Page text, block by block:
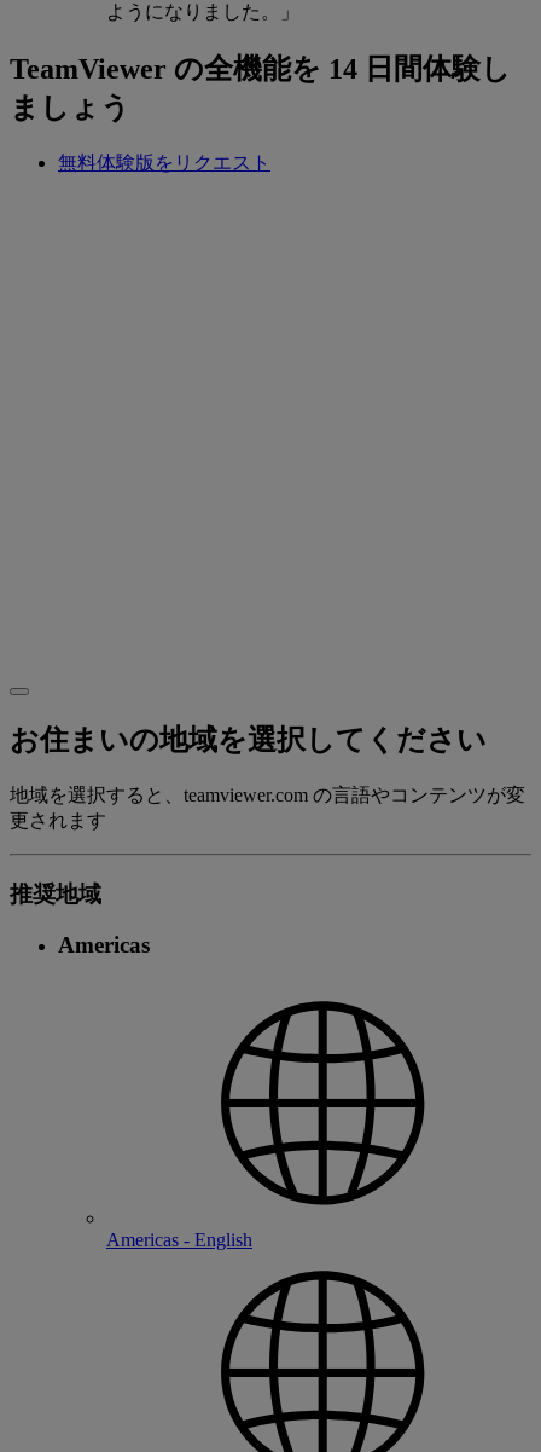
ようになりました。」
TeamViewer の全機能を 14 日間体験し
ましょう
無料体験版をリクエスト
お住まいの地域を選択してください
地域を選択すると、teamviewer.com の言語やコンテンツが変
更されます
推奨地域
Americas
Americas - English